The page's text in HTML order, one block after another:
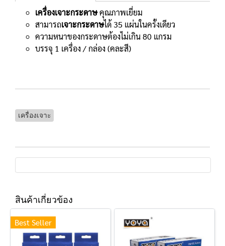
เครื่องเจาะกระดาษคุณภาพเยี่ยม
สามารถเจาะกระดาษได้ 35 แผ่นในครั้งเดียว
ความหนาของกระดาษต้องไม่เกิน 80 แกรม
บรรจุ 1 เครื่อง / กล่อง (คละสี)
เครื่องเจาะ
สินค้าเกี่ยวข้อง
Best Seller